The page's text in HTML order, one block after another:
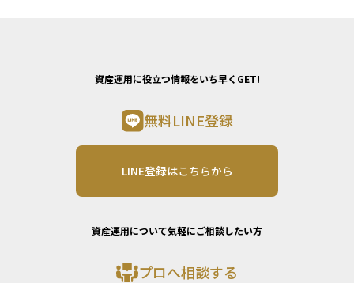
資産運用に役立つ情報をいち早くGET!
無料LINE登録
LINE登録はこちらから
資産運用について気軽にご相談したい方
プロへ相談する